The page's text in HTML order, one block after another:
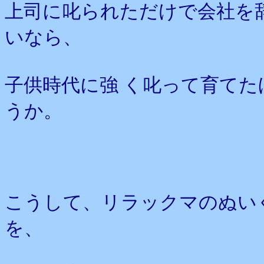
上司に叱られただけで会社
いなら、
子供時代に強 く叱って育て
うか。
こうして、リラックマのぬ
を、